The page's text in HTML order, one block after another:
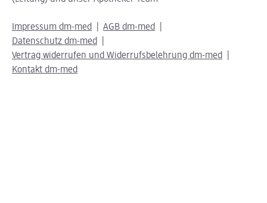
Impressum dm-med
AGB dm-med
Datenschutz dm-med
Vertrag widerrufen und Widerrufsbelehrung dm-med
Kontakt dm-med